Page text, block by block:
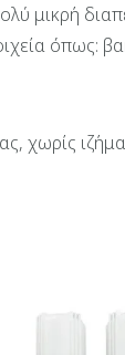
μικρή
όπως:
χωρίς